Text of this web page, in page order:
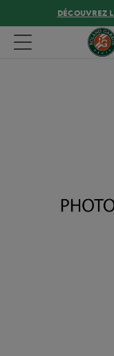
DÉCOUVREZ
Toggle navigation